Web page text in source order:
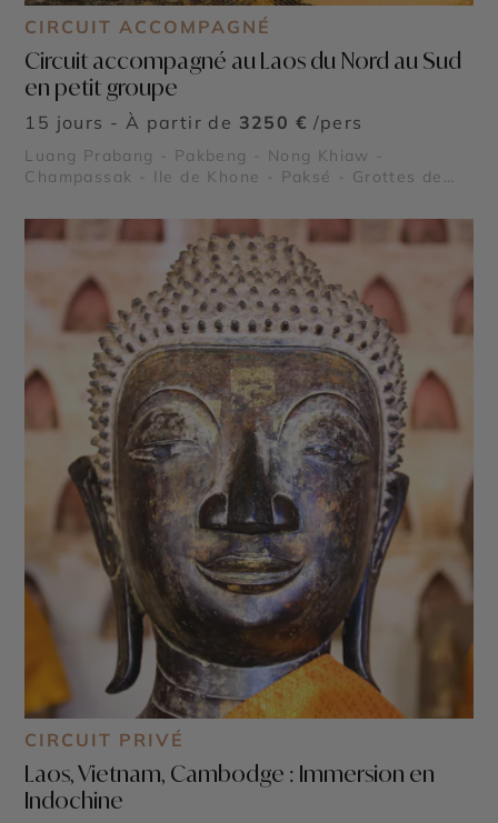
CIRCUIT ACCOMPAGNÉ
Circuit accompagné au Laos du Nord au Sud
en petit groupe
15 jours - À partir de 3250 € /pers
Luang Prabang - Pakbeng - Nong Khiaw -
Champassak - Ile de Khone - Paksé - Grottes de
Bolovens - Wat Rong Khun
CIRCUIT PRIVÉ
Laos, Vietnam, Cambodge : Immersion en
Indochine